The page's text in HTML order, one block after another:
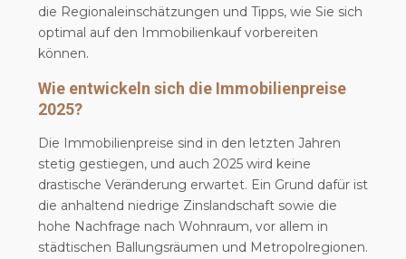
die Regionaleinschätzungen und Tipps, wie Sie sich
optimal auf den Immobilienkauf vorbereiten
können.
Wie entwickeln sich die Immobilienpreise
2025?
Die Immobilienpreise sind in den letzten Jahren
stetig gestiegen, und auch 2025 wird keine
drastische Veränderung erwartet. Ein Grund dafür ist
die anhaltend niedrige Zinslandschaft sowie die
hohe Nachfrage nach Wohnraum, vor allem in
städtischen Ballungsräumen und Metropolregionen.